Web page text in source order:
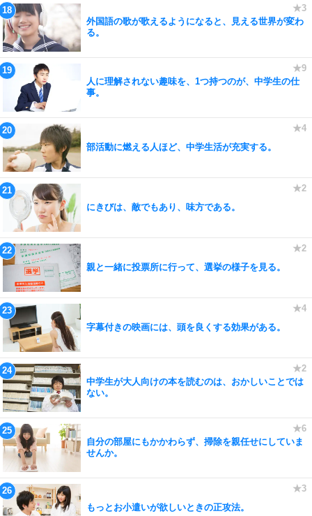
外国語の歌が歌えるようになると、見える世界が変わ
る。
人に理解されない趣味を、1つ持つのが、中学生の仕
事。
部活動に燃える人ほど、中学生活が充実する。
にきびは、敵でもあり、味方である。
親と一緒に投票所に行って、選挙の様子を見る。
字幕付きの映画には、頭を良くする効果がある。
中学生が大人向けの本を読むのは、おかしいことでは
ない。
自分の部屋にもかかわらず、掃除を親任せにしていま
せんか。
もっとお小遣いが欲しいときの正攻法。